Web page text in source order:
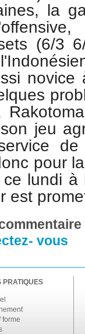
la
(6/3
jeu
de
pour l
lundi à
est
vous
PRATIQUES
forme